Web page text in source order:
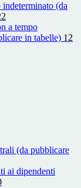
indeterminato (da
a tempo
in tabelle) 12
(da pubblicare
ai dipendenti